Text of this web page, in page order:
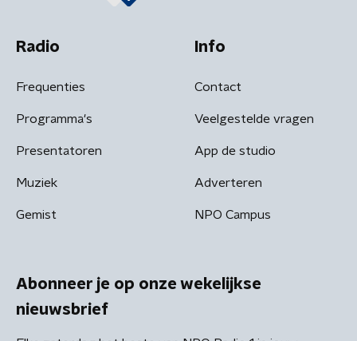
Radio
Frequenties
Programma's
Presentatoren
Muziek
Gemist
Info
Contact
Veelgestelde vragen
App de studio
Adverteren
NPO Campus
Abonneer je op onze wekelijkse
nieuwsbrief